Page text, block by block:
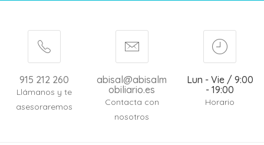
915 212 260
Llámanos y te
asesoraremos
abisal@abisalm
obiliario.es
Contacta con
nosotros
Lun - Vie / 9:00
- 19:00
Horario